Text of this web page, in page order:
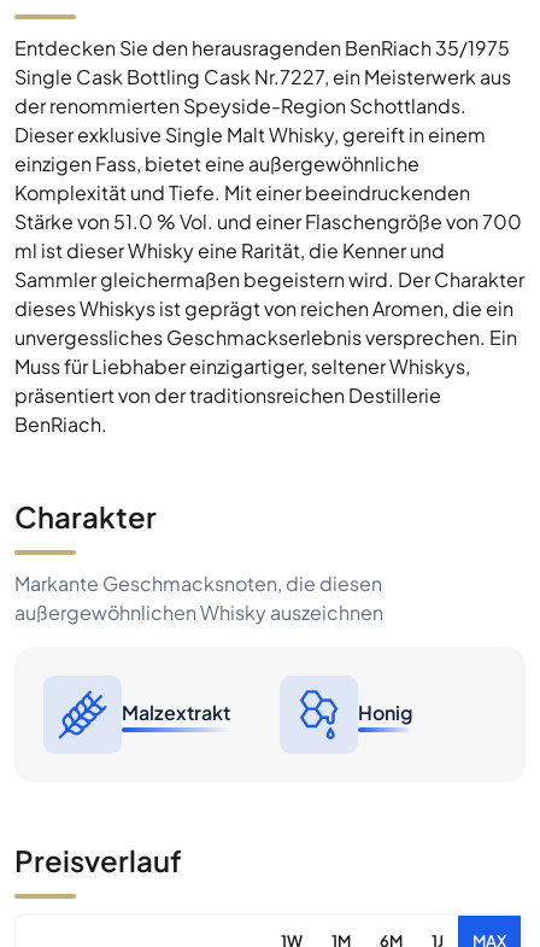
Entdecken Sie den herausragenden BenRiach 35/1975
Single Cask Bottling Cask Nr.7227, ein Meisterwerk aus
der renommierten Speyside-Region Schottlands.
Dieser exklusive Single Malt Whisky, gereift in einem
einzigen Fass, bietet eine außergewöhnliche
Komplexität und Tiefe. Mit einer beeindruckenden
Stärke von 51.0 % Vol. und einer Flaschengröße von 700
ml ist dieser Whisky eine Rarität, die Kenner und
Sammler gleichermaßen begeistern wird. Der Charakter
dieses Whiskys ist geprägt von reichen Aromen, die ein
unvergessliches Geschmackserlebnis versprechen. Ein
Muss für Liebhaber einzigartiger, seltener Whiskys,
präsentiert von der traditionsreichen Destillerie
BenRiach.
Charakter
Markante Geschmacksnoten, die diesen
außergewöhnlichen Whisky auszeichnen
Malzextrakt Honig
Preisverlauf
1W 1M 6M 1J MAX